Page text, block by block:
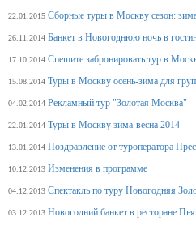
22.01.2015 Сборные туры в Москву сезон:
26.11.2014 Банкет в Новогоднюю ночь в
17.10.2014 Спешите забронировать тур в
15.08.2014 Туры в Москву осень-зима для
04.02.2014 Рекламный тур "Золотая Москва"
22.01.2014 Туры в Москву зима-весна 2014
13.01.2014 Поздравление от туроператора
10.12.2013 Изменения в программе
04.12.2013 Спектакль по туру Новогодняя
03.12.2013 Новогодний банкет в ресторане